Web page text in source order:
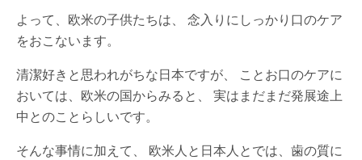
よって、欧米の子供たちは、 念入りにしっかり口のケア
をおこないます。
清潔好きと思われがちな日本ですが、 ことお口のケアに
おいては、欧米の国からみると、 実はまだまだ発展途上
中とのことらしいです。
そんな事情に加えて、 欧米人と日本人とでは、歯の質に